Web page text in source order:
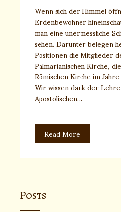
Wenn sich der Himmel
Erdenbewohner
man eine unermessliche
sehen. Darunter belegen
Positionen die Mitglieder
Palmarianischen Kirche,
Römischen Kirche im
Wir wissen dank der
Apostolischen…
Read More
Posts